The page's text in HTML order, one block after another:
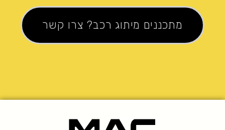
מתכננים מיתוג רכב? צרו קשר